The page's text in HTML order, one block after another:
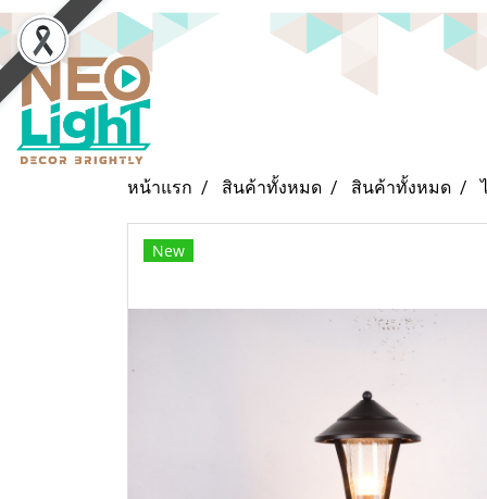
หน้าแรก สินค้าทั้งหมด สินค้าทั้งหมด
New